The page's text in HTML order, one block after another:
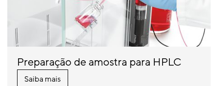
Preparação de amostra para HPLC
Saiba mais